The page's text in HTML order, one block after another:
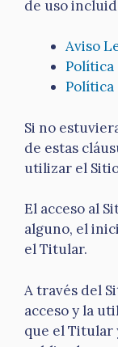
de uso
Aviso
Política
Política
Si no
de estas
utilizar el
El acceso al
alguno, el
el Titular.
A través del
acceso y la
que el Titular